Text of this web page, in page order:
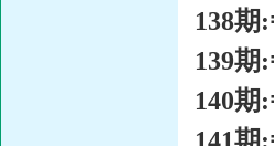
138期
139期
140期